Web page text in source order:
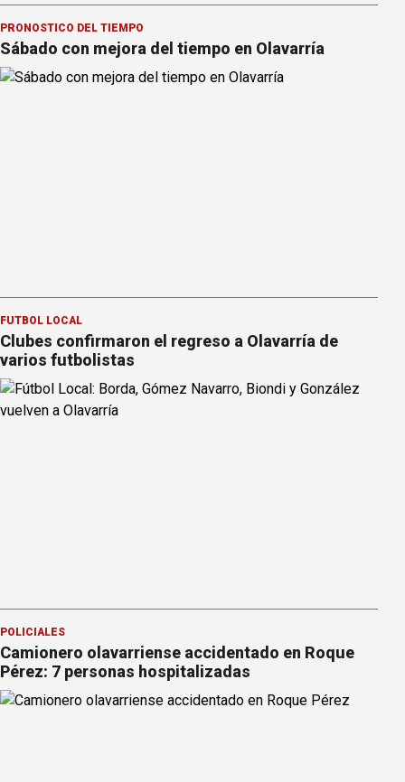
PRONOSTICO DEL TIEMPO
Sábado con mejora del tiempo en Olavarría
FÚTBOL LOCAL
Clubes confirmaron el regreso a Olavarría de
varios futbolistas
POLICIALES
Camionero olavarriense accidentado en Roque
Pérez: 7 personas hospitalizadas